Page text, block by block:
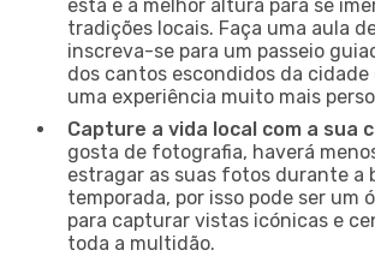
esta é a melhor altura para se
tradições locais. Faça uma aula
inscreva-se para um passeio
dos cantos escondidos da
uma experiência muito mais
Capture a vida local com a sua
gosta de fotografia, haverá
estragar as suas fotos durante a
temporada, por isso pode ser um
para capturar vistas icónicas e
toda a multidão.